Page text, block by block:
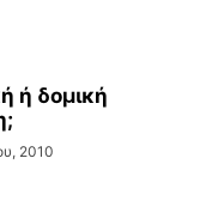
ή δομική
2010